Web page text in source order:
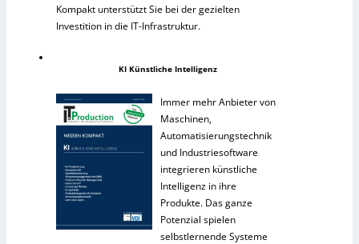
Kompakt unterstützt Sie bei der gezielten
Investition in die IT-Infrastruktur.
KI Künstliche Intelligenz
Immer mehr Anbieter von
Maschinen,
Automatisierungstechnik
und Industriesoftware
integrieren künstliche
Intelligenz in ihre
Produkte. Das ganze
Potenzial spielen
selbstlernende Systeme